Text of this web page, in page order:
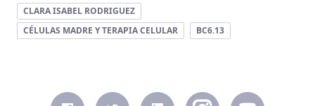
CLARA ISABEL RODRIGUEZ
CÉLULAS MADRE Y TERAPIA CELULAR
BC6.13